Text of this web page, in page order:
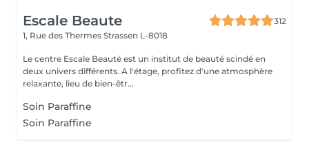
Escale Beaute
312
1, Rue des Thermes Strassen L-8018
Le centre Escale Beauté est un institut de beauté scindé en
deux univers différents. A l'étage, profitez d'une atmosphère
relaxante, lieu de bien-êtr...
Soin Paraffine
Soin Paraffine